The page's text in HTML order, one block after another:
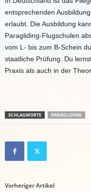
entsprechenden
erlaubt. Die Ausbildung
Paragliding-Flugschulen
vom L- bis zum B-Schein
staatliche Prüfung. Du
Praxis als auch in der
SCHLAGWORTE PARAGLIDING
Vorheriger Artikel